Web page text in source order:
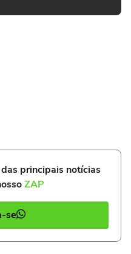
principais notícias
ZAP
se